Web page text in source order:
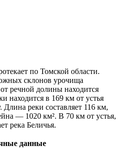
по Томской области.
склонов урочища
речной долины находится
находится в 169 км от устья
реки составляет 116 км,
— 1020 км². В 70 км от устья,
река Беличья.
данные